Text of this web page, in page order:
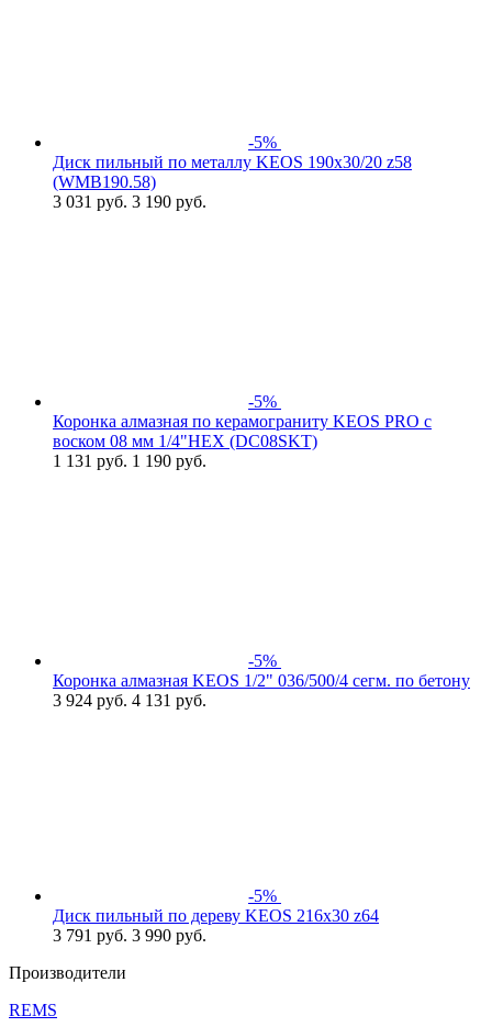
-5%
Диск пильный по металлу KEOS 190x30/20 z58
(WMB190.58)
3 031 руб. 3 190 руб.
-5%
Коронка алмазная по керамограниту KEOS PRO с
воском 08 мм 1/4"HEX (DC08SKT)
1 131 руб. 1 190 руб.
-5%
Коронка алмазная KEOS 1/2" 036/500/4 сегм. по бетону
3 924 руб. 4 131 руб.
-5%
Диск пильный по дереву KEOS 216x30 z64
3 791 руб. 3 990 руб.
Производители
REMS